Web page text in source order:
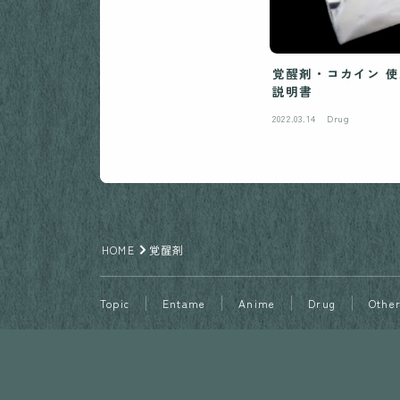
覚醒剤・コカイン 使用方法と症状 ドラッグの取扱
説明書
2022.03.14 Drug
HOME 覚醒剤
Topic Entame Anime Drug